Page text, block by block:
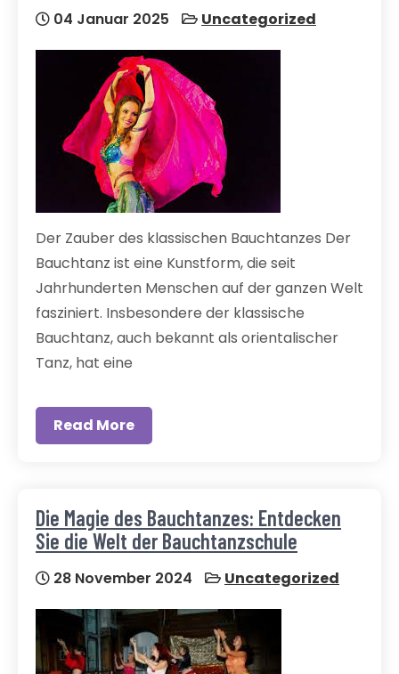
04 Januar 2025 Uncategorized
Der Zauber des klassischen Bauchtanzes Der
Bauchtanz ist eine Kunstform, die seit
Jahrhunderten Menschen auf der ganzen Welt
fasziniert. Insbesondere der klassische
Bauchtanz, auch bekannt als orientalischer
Tanz, hat eine
Read More
Die Magie des Bauchtanzes: Entdecken
Sie die Welt der Bauchtanzschule
28 November 2024 Uncategorized